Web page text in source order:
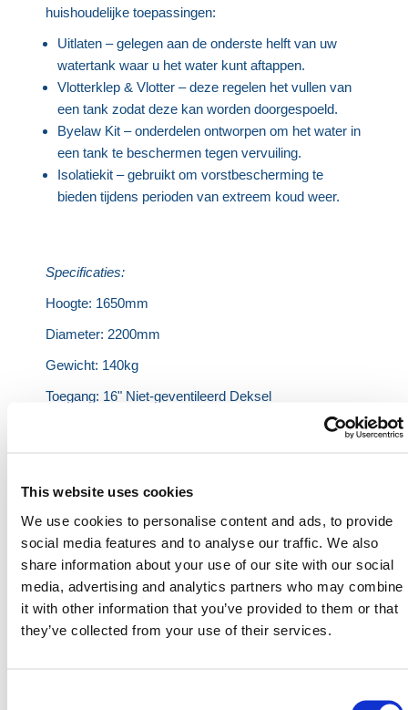
This website uses cookies
We use cookies to personalise content and ads, to provide
social media features and to analyse our traffic. We also
share information about your use of our site with our social
media, advertising and analytics partners who may combine
it with other information that you’ve provided to them or that
they’ve collected from your use of their services.
huishoudelijke toepassingen:
Uitlaten – gelegen aan de onderste helft van uw
watertank waar u het water kunt aftappen.
Vlotterklep & Vlotter – deze regelen het vullen van
een tank zodat deze kan worden doorgespoeld.
Byelaw Kit – onderdelen ontworpen om het water in
een tank te beschermen tegen vervuiling.
Isolatiekit – gebruikt om vorstbescherming te
bieden tijdens perioden van extreem koud weer.
Specificaties:
Hoogte: 1650mm
Diameter: 2200mm
Gewicht: 140kg
Toegang: 16" Niet-geventileerd Deksel
tanks tot25,000Lomvat, evenals
goedgekeurde tanks,Geïsoleerde Watertanks,
Ondergrondse TanksenPekeltanksdie uitstekende
oplossingen zijn voor industrieel, landbouwkundig en
huishoudelijk gebruik.